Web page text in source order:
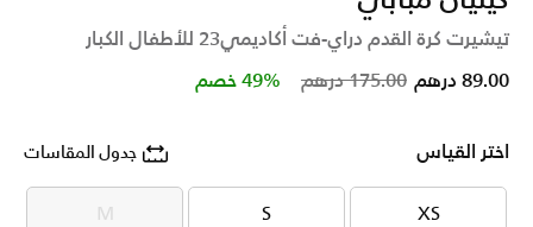
تيشيرت كرة القدم دراي-فت أكاديمي23 للأطفال الكبار
Price reduced from
175.00 درهم to 89.00 درهم 49% خصم
اختر القياس جدول المقاسات
XS
S
M